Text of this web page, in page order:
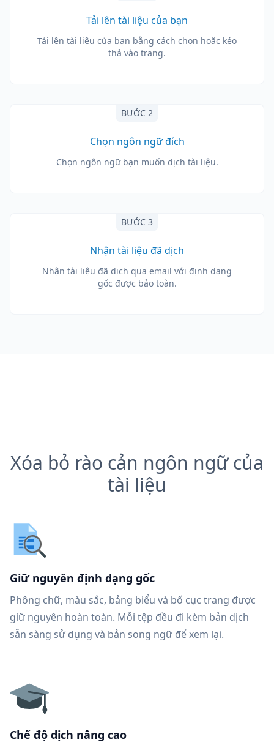
Tải lên tài liệu của bạn
Tải lên tài liệu của bạn bằng cách chọn hoặc kéo
thả vào trang.
BƯỚC 2
Chọn ngôn ngữ đích
Chọn ngôn ngữ bạn muốn dịch tài liệu.
BƯỚC 3
Nhận tài liệu đã dịch
Nhận tài liệu đã dịch qua email với định dạng
gốc được bảo toàn.
Xóa bỏ rào cản ngôn ngữ của
tài liệu
Giữ nguyên định dạng gốc
Phông chữ, màu sắc, bảng biểu và bố cục trang được
giữ nguyên hoàn toàn. Mỗi tệp đều đi kèm bản dịch
sẵn sàng sử dụng và bản song ngữ để xem lại.
Chế độ dịch nâng cao